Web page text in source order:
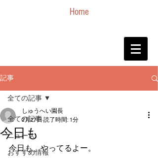
Home
記事
全ての記事
ニュース
おすすめ情報
全ての記事
今日も
しゅうへい園長
2月27日 読了時間: 1分
今日も、やってるよー。